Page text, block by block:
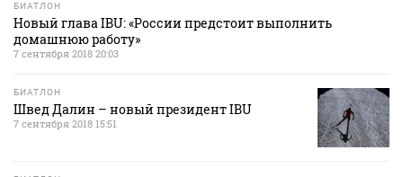
БИАТЛОН
Новый глава IBU: «России предстоит выполнить
домашнюю работу»
7 сентября 2018 20:03
БИАТЛОН
Швед Далин – новый президент IBU
7 сентября 2018 15:51